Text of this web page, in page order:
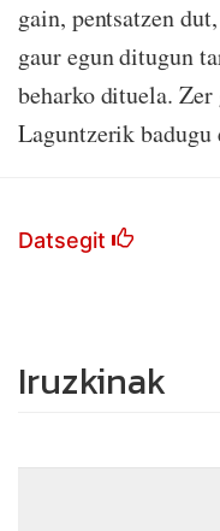
gain, pentsatzen
gaur egun ditugun
beharko dituela.
Laguntzerik badugu
Datsegit
Iruzkinak